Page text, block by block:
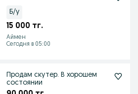
Б/у
15 000 тг.
Аймен
Сегодня в 05:00
Продам скутер. В хорошем
состоянии